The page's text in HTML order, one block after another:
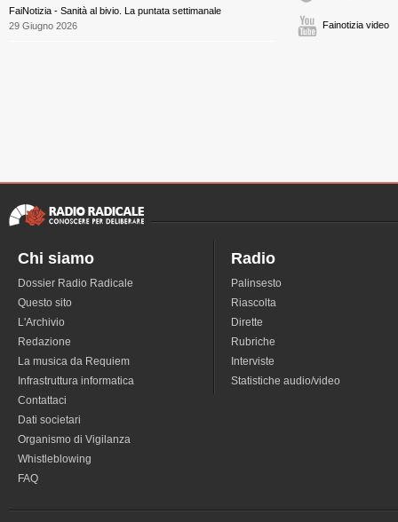
FaiNotizia - Sanità al bivio. La puntata settimanale
29 Giugno 2026
Fainotizia video
Chi siamo
Dossier Radio Radicale
Questo sito
L'Archivio
Redazione
La musica da Requiem
Infrastruttura informatica
Contattaci
Dati societari
Organismo di Vigilanza
Whistleblowing
FAQ
Radio
Palinsesto
Riascolta
Dirette
Rubriche
Interviste
Statistiche audio/video